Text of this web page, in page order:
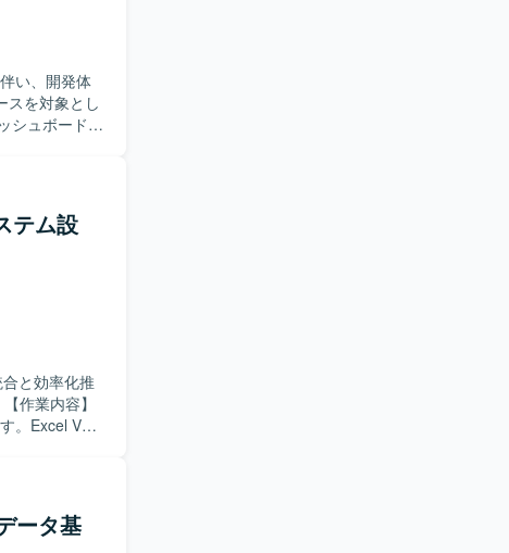
い、開発体
シュボードの
、要件のす
で一連の流
データ活用
テム設
と効率化推
。Excel VBA
ストに取り
ストプロセ
ータ基